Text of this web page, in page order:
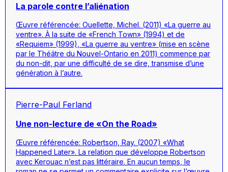
La parole contre l’aliénation
Œuvre référencée: Ouellette, Michel. (2011) «La guerre au
ventre». À la suite de «French Town» (1994) et de
«Requiem» (1999), «La guerre au ventre» (mise en scène
par le Théâtre du Nouvel-Ontario en 2011) commence par
du non-dit, par une difficulté de se dire, transmise d’une
génération à l’autre.
Pierre-Paul Ferland
Une non-lecture de «On the Road»
Œuvre référencée: Robertson, Ray. (2007) «What
Happened Later». La relation que développe Robertson
avec Kerouac n’est pas littéraire. En aucun temps, le